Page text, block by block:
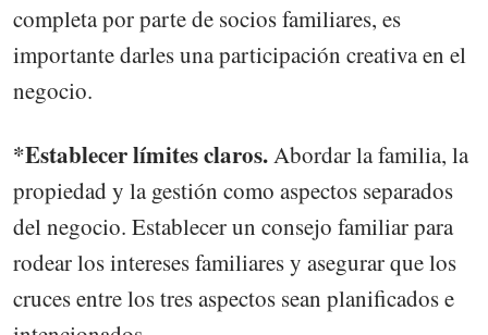
completa por parte de socios familiares, es
importante darles una participación creativa en el
negocio.
*Establecer límites claros. Abordar la familia, la
propiedad y la gestión como aspectos separados
del negocio. Establecer un consejo familiar para
rodear los intereses familiares y asegurar que los
cruces entre los tres aspectos sean planificados e